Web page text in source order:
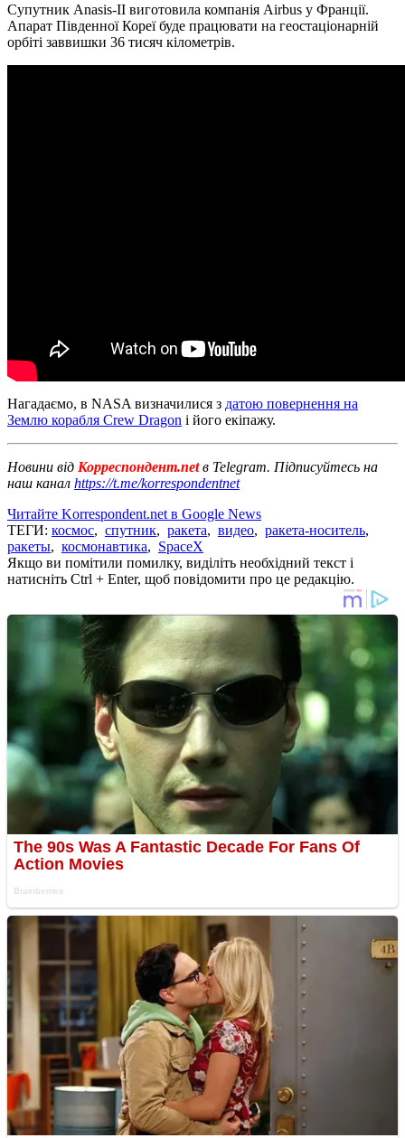
Супутник Anasis-II виготовила компанія Airbus у Франції.
Апарат Південної Кореї буде працювати на геостаціонарній
орбіті заввишки 36 тисяч кілометрів.
Нагадаємо, в NASA визначилися з датою повернення на
Землю корабля Crew Dragon і його екіпажу.
Новини від Корреспондент.netв Telegram. Підписуйтесь на
наш канал https://t.me/korrespondentnet
Читайте Korrespondent.net в Google News
ТЕГИ: космос, спутник, ракета, видео, ракета-носитель,
ракеты, космонавтика, SpaceX
Якщо ви помітили помилку, виділіть необхідний текст і
натисніть Ctrl + Enter, щоб повідомити про це редакцію.